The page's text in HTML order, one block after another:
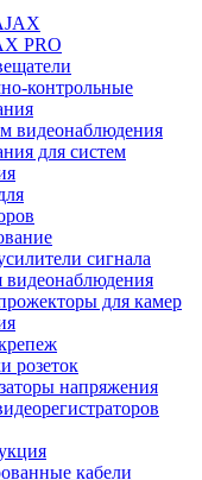
PRO
контрольные
видеонаблюдения
для систем
сигнала
для камер
розеток
напряжения
кабели